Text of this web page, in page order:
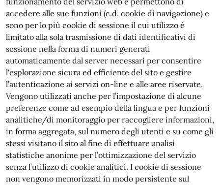
accedere alle sue funzioni (c.d. cookie di navigazione) e
sono per lo più cookie di sessione il cui utilizzo è
limitato alla sola trasmissione di dati identificativi di
sessione nella forma di numeri generati
automaticamente dal server necessari per consentire
l'esplorazione sicura ed efficiente del sito e gestire
l’autenticazione ai servizi on-line e alle aree riservate.
Vengono utilizzati anche per l’impostazione di alcune
preferenze come ad esempio della lingua e per funzioni
analitiche/di monitoraggio per raccogliere informazioni,
in forma aggregata, sul numero degli utenti e su come gli
stessi visitano il sito al fine di effettuare analisi
statistiche anonime per l’ottimizzazione del servizio
senza l’utilizzo di cookie analitici. I cookie di sessione
non vengono memorizzati in modo persistente sul